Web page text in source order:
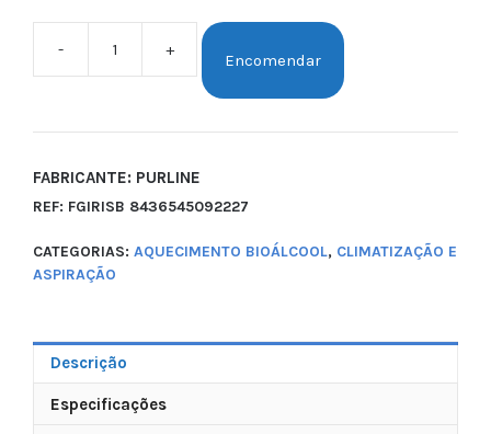
- +
Encomendar
FABRICANTE: PURLINE
REF: FGIRISB 8436545092227
CATEGORIAS: AQUECIMENTO BIOÁLCOOL, CLIMATIZAÇÃO E
ASPIRAÇÃO
Descrição
Especificações